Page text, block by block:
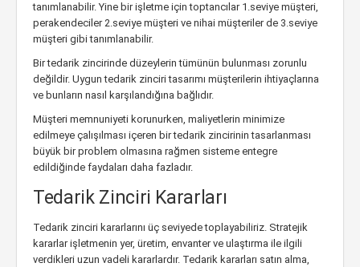
tanımlanabilir. Yine bir işletme için toptancılar 1.seviye müşteri,
perakendeciler 2.seviye müşteri ve nihai müşteriler de 3.seviye
müşteri gibi tanımlanabilir.
Bir tedarik zincirinde düzeylerin tümünün bulunması zorunlu
değildir. Uygun tedarik zinciri tasarımı müşterilerin ihtiyaçlarına
ve bunların nasıl karşılandığına bağlıdır.
Müşteri memnuniyeti korunurken, maliyetlerin minimize
edilmeye çalışılması içeren bir tedarik zincirinin tasarlanması
büyük bir problem olmasına rağmen sisteme entegre
edildiğinde faydaları daha fazladır.
Tedarik Zinciri Kararları
Tedarik zinciri kararlarını üç seviyede toplayabiliriz. Stratejik
kararlar işletmenin yer, üretim, envanter ve ulaştırma ile ilgili
verdikleri uzun vadeli kararlardır. Tedarik kararları satın alma,